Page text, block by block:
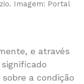
Imagem: Portal
e através
a condição